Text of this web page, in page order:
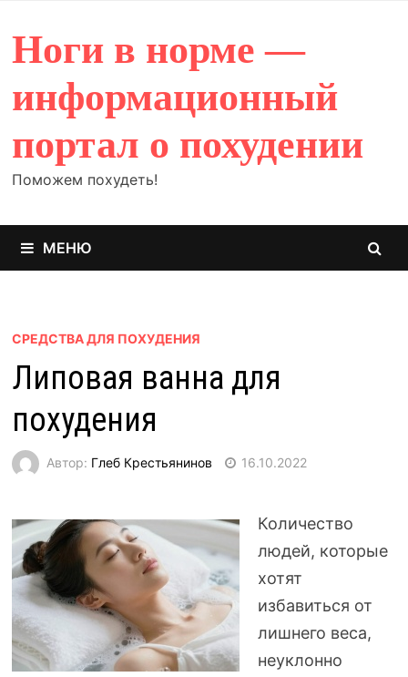
содержимому
Ноги в норме —
информационный
портал о похудении
Поможем похудеть!
МЕНЮ
СРЕДСТВА ДЛЯ ПОХУДЕНИЯ
Липовая ванна для
похудения
Автор: Глеб Крестьянинов 16.10.2022
Количество
людей, которые
хотят
избавиться от
лишнего веса,
неуклонно